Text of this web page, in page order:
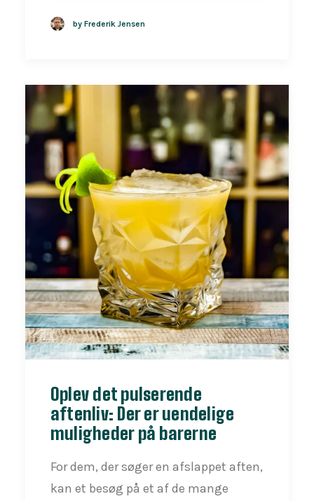
by Frederik Jensen
Oplev det pulserende
aftenliv: Der er uendelige
muligheder på barerne
For dem, der søger en afslappet aften,
kan et besøg på et af de mange